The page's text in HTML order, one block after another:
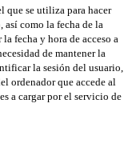
que se utiliza para hacer
así como la fecha de la
fecha y hora de acceso a
de mantener la
la sesión del usuario,
ordenador que accede al
a cargar por el servicio de